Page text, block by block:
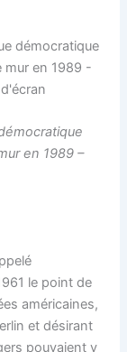
en 1989 –
le point de
américaines,
et désirant
pouvaient y